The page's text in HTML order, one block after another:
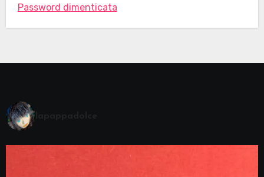
Password dimenticata